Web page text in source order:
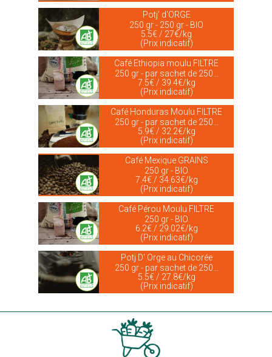
Potj' d'ORGE
250 gr - 250 gr - BIO
5.5€ / 27€/kg
(Prix indicatif)
Café Ethiopia moulu FILTRE
250 gr - par sachet de 250...
7.5€ / 39.4€/kg
(Prix indicatif)
Café Honduras Moulu FILTRE
250 gr - par sachet de 250...
5.9€ / 32.2€/kg
(Prix indicatif)
Café Mexique GRAINS
250 gr - BIO
7.4€ / 34.63€/kg
(Prix indicatif)
Café Pérou Moulu FILTRE
250 gr - BIO
6.2€ / 29.02€/kg
(Prix indicatif)
Potj D' Orge au Chicorée
250 gr - par sachet de 250...
5.5€ / 27.8€/kg
(Prix indicatif)